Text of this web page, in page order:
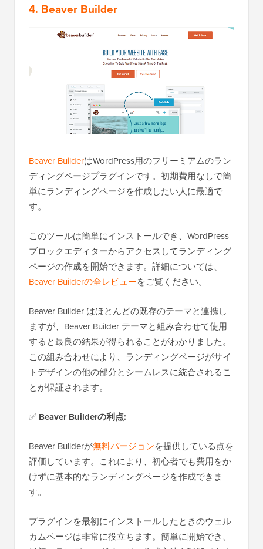
4. Beaver Builder
Beaver BuilderはWordPress用のフリーミアムのラン
ディングページプラグインです。初期費用なしで簡
単にランディングページを作成したい人に最適で
す。
このツールは簡単にインストールでき、WordPress
ブロックエディターからアクセスしてランディング
ページの作成を開始できます。詳細については、
Beaver Builderの全レビューをご覧ください。
Beaver Builder はほとんどの既存のテーマと連携し
ますが、Beaver Builder テーマと組み合わせて使用
すると最良の結果が得られることがわかりました。
この組み合わせにより、ランディングページがサイ
トデザインの他の部分とシームレスに統合されるこ
とが保証されます。
✅ Beaver Builderの利点:
Beaver Builderが無料バージョンを提供している点を
評価しています。これにより、初心者でも費用をか
けずに基本的なランディングページを作成できま
す。
プラグインを最初にインストールしたときのウェル
カムページは非常に役立ちます。簡単に開始でき、